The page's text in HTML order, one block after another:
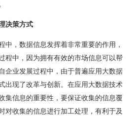
决策方式
，数据信息发挥着非常重要的作用，
程中，因为拥有有效的市场信息可以帮
企业发展过程中，由于普遍应用大数据
出现了改革与创新。在应用大数据技术
集信息的重要性，要保证收集的信息覆
对收集的信息进行加工处理，有利于及